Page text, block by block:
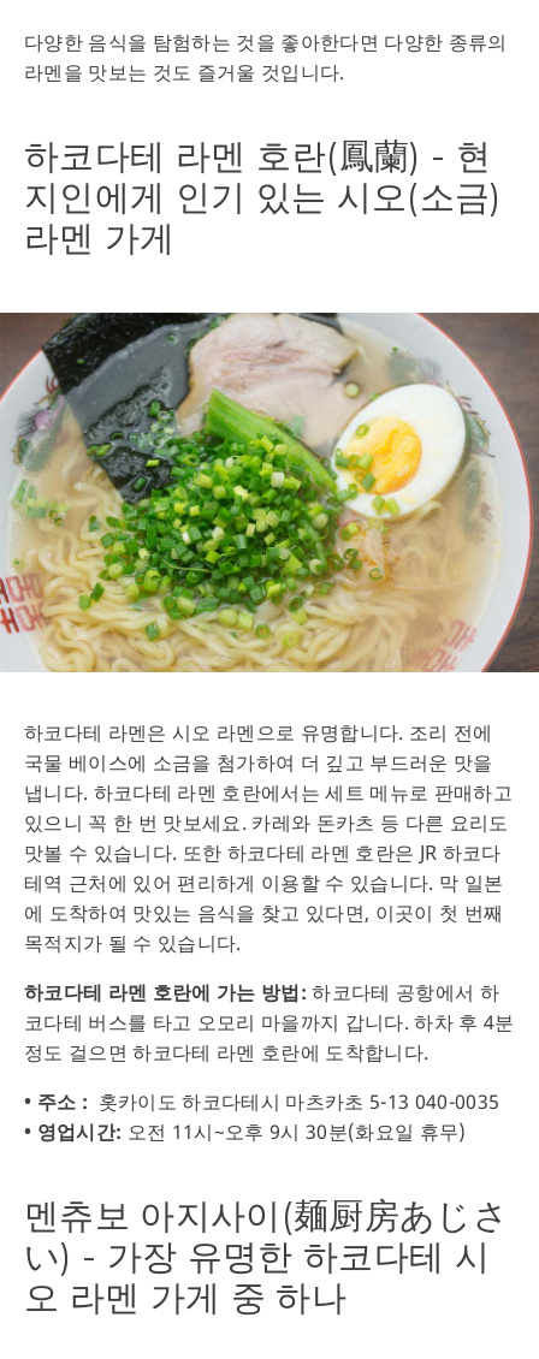
다양한 음식을 탐험하는 것을 좋아한다면 다양한 종류의
라멘을 맛보는 것도 즐거울 것입니다.
하코다테 라멘 호란(鳳蘭) - 현
지인에게 인기 있는 시오(소금)
라멘 가게
하코다테 라멘은 시오 라멘으로 유명합니다. 조리 전에
국물 베이스에 소금을 첨가하여 더 깊고 부드러운 맛을
냅니다. 하코다테 라멘 호란에서는 세트 메뉴로 판매하고
있으니 꼭 한 번 맛보세요. 카레와 돈카츠 등 다른 요리도
맛볼 수 있습니다. 또한 하코다테 라멘 호란은 JR 하코다
테역 근처에 있어 편리하게 이용할 수 있습니다. 막 일본
에 도착하여 맛있는 음식을 찾고 있다면, 이곳이 첫 번째
목적지가 될 수 있습니다.
하코다테 라멘 호란에 가는 방법: 하코다테 공항에서 하
코다테 버스를 타고 오모리 마을까지 갑니다. 하차 후 4분
정도 걸으면 하코다테 라멘 호란에 도착합니다.
• 주소 : 홋카이도 하코다테시 마츠카초 5-13 040-0035
• 영업시간: 오전 11시~오후 9시 30분(화요일 휴무)
멘츄보 아지사이(麺厨房あじさ
い) - 가장 유명한 하코다테 시
오 라멘 가게 중 하나